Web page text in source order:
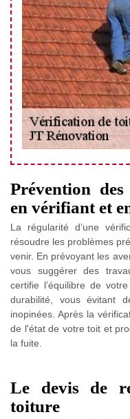
Prévention
en vérifiant et
La régularité d’une
résoudre les problèmes
venir. En prévoyant les
vous suggérer des
certifie l’équilibre de
durabilité, vous évitant
inopinées. Après la
de l'état de votre toit et
la fuite.
Le devis de
toiture